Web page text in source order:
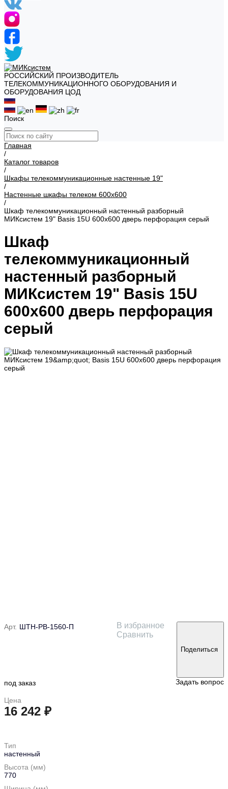
РОССИЙСКИЙ ПРОИЗВОДИТЕЛЬ
ТЕЛЕКОММУНИКАЦИОННОГО ОБОРУДОВАНИЯ И
ОБОРУДОВАНИЯ ЦОД
Поиск
Главная
/
Каталог товаров
/
Шкафы телекоммуникационные настенные 19"
/
Настенные шкафы телеком 600x600
/
Шкаф телекоммуникационный настенный разборный
МИКсистем 19" Basis 15U 600x600 дверь перфорация серый
Шкаф
телекоммуникационный
настенный разборный
МИКсистем 19" Basis 15U
600x600 дверь перфорация
серый
Арт. ШТН-РВ-1560-П
В избранное
Сравнить
Поделиться
под заказ Задать вопрос
Цена
16 242 ₽
Тип
настенный
Высота (мм)
770